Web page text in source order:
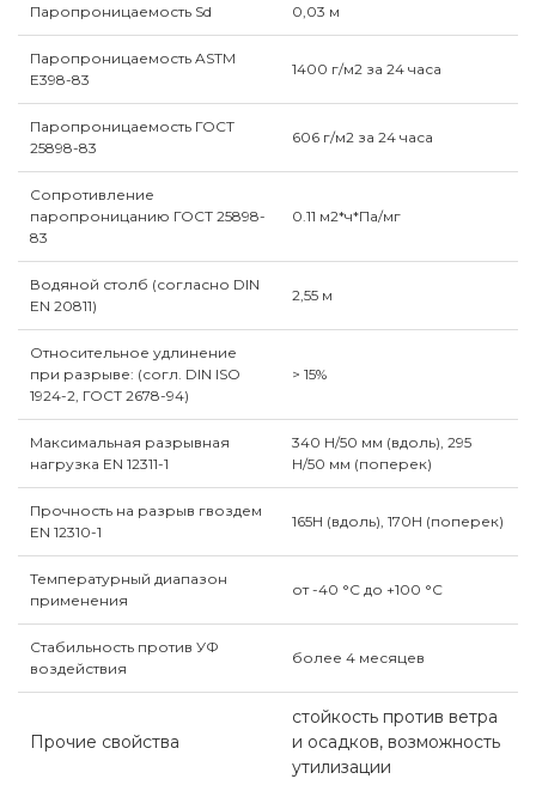
Паропроницаемость Sd 0,03 м
Паропроницаемость ASTM
E398-83
1400 г/м2 за 24 часа
Паропроницаемость ГОСТ
25898-83
606 г/м2 за 24 часа
Сопротивление
паропроницанию ГОСТ 25898-
83
0.11 м2*ч*Па/мг
Водяной столб (согласно DIN
EN 20811)
2,55 м
Относительное удлинение
при разрыве: (согл. DIN ISO
1924-2, ГОСТ 2678-94)
> 15%
Максимальная разрывная
нагрузка EN 12311-1
340 Н/50 мм (вдоль), 295
Н/50 мм (поперек)
Прочность на разрыв гвоздем
EN 12310-1
165Н (вдоль), 170Н (поперек)
Температурный диапазон
применения
от -40 °C до +100 °C
Стабильность против УФ
воздействия
более 4 месяцев
Прочие свойства
стойкость против ветра
и осадков, возможность
утилизации